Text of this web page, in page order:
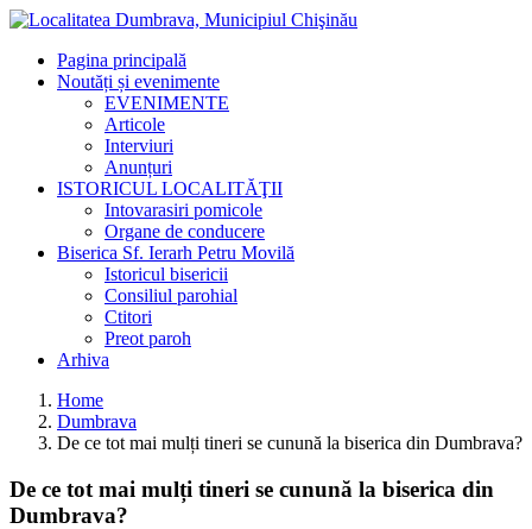
Pagina principală
Noutăți și evenimente
EVENIMENTE
Articole
Interviuri
Anunțuri
ISTORICUL LOCALITĂŢII
Intovarasiri pomicole
Organe de conducere
Biserica Sf. Ierarh Petru Movilă
Istoricul bisericii
Consiliul parohial
Ctitori
Preot paroh
Arhiva
Home
Dumbrava
De ce tot mai mulți tineri se cunună la biserica din Dumbrava?
De ce tot mai mulți tineri se cunună la biserica din
Dumbrava?